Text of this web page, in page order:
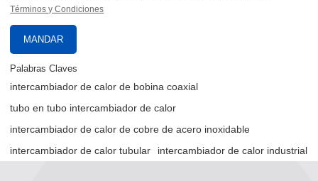
Términos y Condiciones
MANDAR
Palabras Claves
intercambiador de calor de bobina coaxial
tubo en tubo intercambiador de calor
intercambiador de calor de cobre de acero inoxidable
intercambiador de calor tubular
intercambiador de calor industrial